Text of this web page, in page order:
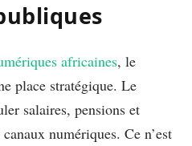
africaines, le
place stratégique. Le
salaires, pensions et
numériques. Ce n’est